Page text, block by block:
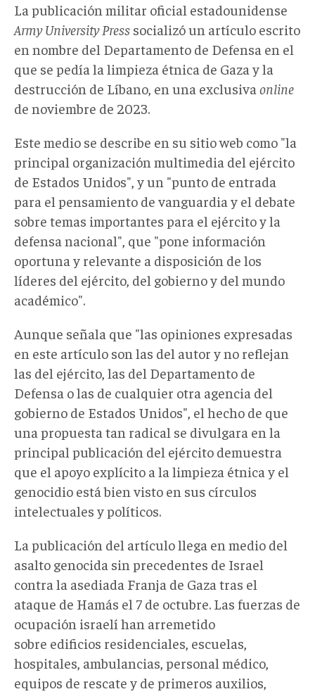
La publicación militar oficial estadounidense
Army University Press socializó un artículo escrito
en nombre del Departamento de Defensa en el
que se pedía la limpieza étnica de Gaza y la
destrucción de Líbano, en una exclusiva online
de noviembre de 2023.
Este medio se describe en su sitio web como "la
principal organización multimedia del ejército
de Estados Unidos", y un "punto de entrada
para el pensamiento de vanguardia y el debate
sobre temas importantes para el ejército y la
defensa nacional", que "pone información
oportuna y relevante a disposición de los
líderes del ejército, del gobierno y del mundo
académico".
Aunque señala que "las opiniones expresadas
en este artículo son las del autor y no reflejan
las del ejército, las del Departamento de
Defensa o las de cualquier otra agencia del
gobierno de Estados Unidos", el hecho de que
una propuesta tan radical se divulgara en la
principal publicación del ejército demuestra
que el apoyo explícito a la limpieza étnica y el
genocidio está bien visto en sus círculos
intelectuales y políticos.
La publicación del artículo llega en medio del
asalto genocida sin precedentes de Israel
contra la asediada Franja de Gaza tras el
ataque de Hamás el 7 de octubre. Las fuerzas de
ocupación israelí han arremetido
sobre edificios residenciales, escuelas,
hospitales, ambulancias, personal médico,
equipos de rescate y de primeros auxilios,